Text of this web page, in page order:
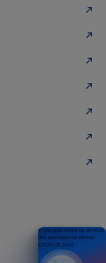
O seu guia sobre os direitos
dos passageiros aéreos
EDIÇÃO DE 2026